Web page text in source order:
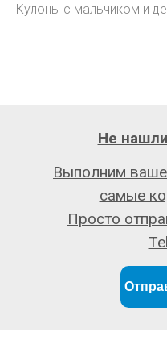
Кулоны с мальчиком и
Выполним ваше
самые
Просто
Не